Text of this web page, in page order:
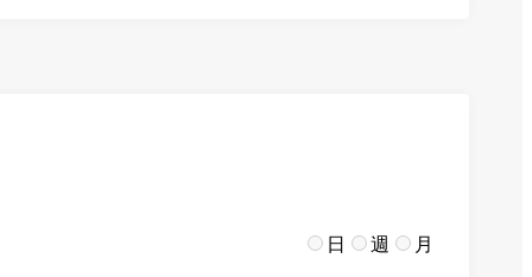
日 週 月